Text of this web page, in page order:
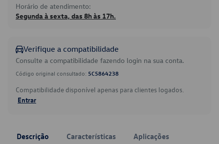
Horário de atendimento:
Segunda à sexta, das 8h às 17h.
Verifique a compatibilidade
Consulte a compatibilidade fazendo login na sua conta.
Código original consultado: 5C5864238
Compatibilidade disponível apenas para clientes logados.
Entrar
Descrição Características Aplicações